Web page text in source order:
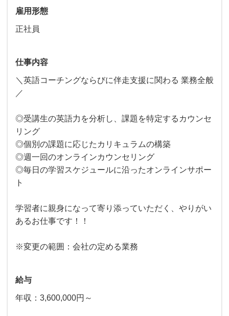
雇用形態
正社員
仕事内容
＼英語コーチングならびに伴走支援に関わる 業務全般
／
◎受講生の英語力を分析し、課題を特定するカウンセ
リング
◎個別の課題に応じたカリキュラムの構築
◎週一回のオンラインカウンセリング
◎毎日の学習スケジュールに沿ったオンラインサポー
ト
学習者に親身になって寄り添っていただく、やりがい
あるお仕事です！！
※変更の範囲：会社の定める業務
給与
年収：3,600,000円～